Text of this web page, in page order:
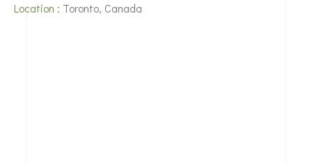
Location : Toronto, Canada